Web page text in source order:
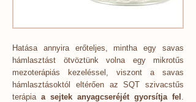
Hatása annyira erőteljes, mintha egy savas
hámlasztást ötvöztünk volna egy mikrotűs
mezoterápiás kezeléssel, viszont a savas
hámlasztásoktól eltérően az SQT szivacstűs
terápia a sejtek anyagcseréjét gyorsítja fel .